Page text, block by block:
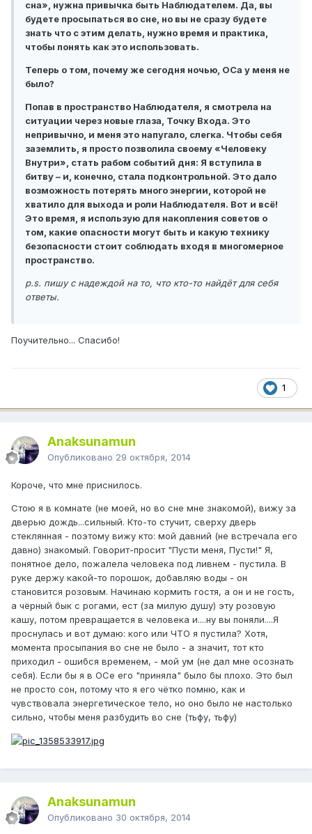
сна», нужна привычка быть Наблюдателем. Да, вы
будете просыпаться во сне, но вы не сразу будете
знать что с этим делать, нужно время и практика,
чтобы понять как это использовать.
Теперь о том, почему же сегодня ночью, ОСа у меня не
было?
Попав в пространство Наблюдателя, я смотрела на
ситуации через новые глаза, Точку Входа. Это
непривычно, и меня это напугало, слегка. Чтобы себя
заземлить, я просто позволила своему «Человеку
Внутри», стать рабом событий дня: Я вступила в
битву – и, конечно, стала подконтрольной. Это дало
возможность потерять много энергии, которой не
хватило для выхода и роли Наблюдателя. Вот и всё!
Это время, я использую для накопления советов о
том, какие опасности могут быть и какую технику
безопасности стоит соблюдать входя в многомерное
пространство.
p.s. пишу с надеждой на то, что кто-то найдёт для себя
ответы.
Поучительно... Спасибо!
1
Anaksunamun
Опубликовано 29 октября, 2014
Короче, что мне приснилось.
Стою я в комнате (не моей, но во сне мне знакомой), вижу за
дверью дождь...сильный. Кто-то стучит, сверху дверь
стеклянная - поэтому вижу кто: мой давний (не встречала его
давно) знакомый. Говорит-просит "Пусти меня, Пусти!" Я,
понятное дело, пожалела человека под ливнем - пустила. В
руке держу какой-то порошок, добавляю воды - он
становится розовым. Начинаю кормить гостя, а он и не гость,
а чёрный бык с рогами, ест (за милую душу) эту розовую
кашу, потом превращается в человека и....ну вы поняли....Я
проснулась и вот думаю: кого или ЧТО я пустила? Хотя,
момента просыпания во сне не было - а значит, тот кто
приходил - ошибся временем, - мой ум (не дал мне осознать
себя). Если бы я в ОСе его "приняла" было бы плохо. Это был
не просто сон, потому что я его чётко помню, как и
чувствовала энергетическое тело, но оно было не настолько
сильно, чтобы меня разбудить во сне (тьфу, тьфу)
Anaksunamun
Опубликовано 30 октября, 2014